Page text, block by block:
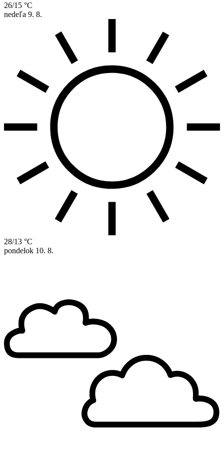
26/15 °C
nedeľa 9. 8.
28/13 °C
pondelok 10. 8.